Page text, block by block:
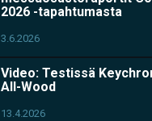
2026 -tapahtumasta
3.6.2026
Video: Testissä
All-Wood
13.4.2026